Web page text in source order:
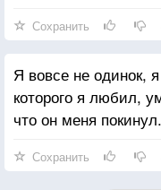
Сохранить
Я вовсе не одинок,
которого я любил,
что он меня покинул.
Сохранить